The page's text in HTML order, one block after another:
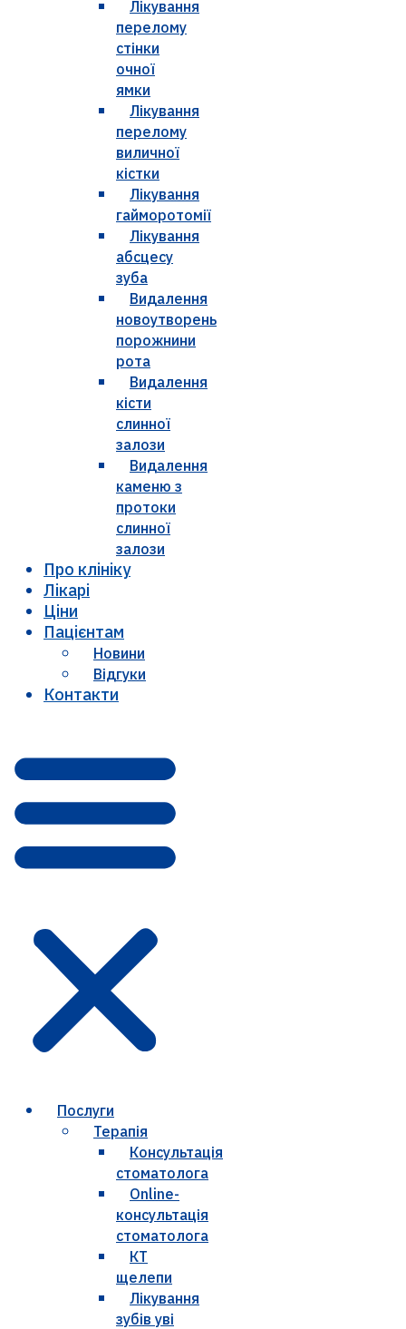
Лікування
перелому
стінки
очної
ямки
Лікування
перелому
виличної
кістки
Лікування
гайморотомії
Лікування
абсцесу
зуба
Видалення
новоутворень
порожнини
рота
Видалення
кісти
слинної
залози
Видалення
каменю з
протоки
слинної
залози
Про клініку
Лікарі
Ціни
Пацієнтам
Новини
Відгуки
Контакти
Послуги
Терапія
Консультація
стоматолога
Online-
консультація
стоматолога
КТ
щелепи
Лікування
зубів уві